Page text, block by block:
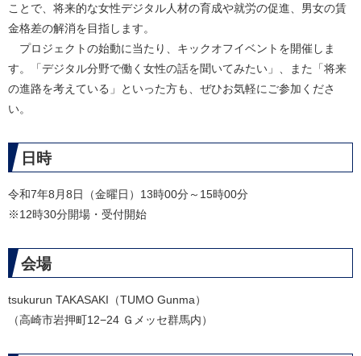
ことで、将来的な女性デジタル人材の育成や就労の促進、男女の賃
金格差の解消を目指します。
プロジェクトの始動に当たり、キックオフイベントを開催しま
す。「デジタル分野で働く女性の話を聞いてみたい」、また「将来
の進路を考えている」といった方も、ぜひお気軽にご参加くださ
い。
日時
令和7年8月8日（金曜日）13時00分～15時00分
※12時30分開場・受付開始
会場
tsukurun TAKASAKI（TUMO Gunma）
（高崎市岩押町12−24 Ｇメッセ群馬内）